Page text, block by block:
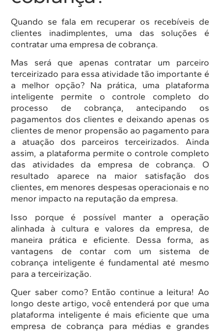
Quando se fala em recuperar os recebíveis de
clientes inadimplentes, uma das soluções é
contratar uma empresa de cobrança.
Mas será que apenas contratar um parceiro
terceirizado para essa atividade tão importante é
a melhor opção? Na prática, uma plataforma
inteligente permite o controle completo do
processo de cobrança, antecipando os
pagamentos dos clientes e deixando apenas os
clientes de menor propensão ao pagamento para
a atuação dos parceiros terceirizados. Ainda
assim, a plataforma permite o controle completo
das atividades da empresa de cobrança. O
resultado aparece na maior satisfação dos
clientes, em menores despesas operacionais e no
menor impacto na reputação da empresa.
Isso porque é possível manter a operação
alinhada à cultura e valores da empresa, de
maneira prática e eficiente. Dessa forma, as
vantagens de contar com um sistema de
cobrança inteligente é fundamental até mesmo
para a terceirização.
Quer saber como? Então continue a leitura! Ao
longo deste artigo, você entenderá por que uma
plataforma inteligente é mais eficiente que uma
empresa de cobrança para médias e grandes